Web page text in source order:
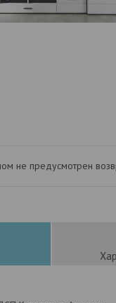
не предусмотрен